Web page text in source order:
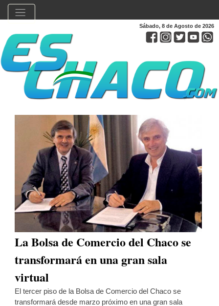
Sábado, 8 de Agosto de 2026
La Bolsa de Comercio del Chaco se
transformará en una gran sala
virtual
El tercer piso de la Bolsa de Comercio del Chaco se
transformará desde marzo próximo en una gran sala